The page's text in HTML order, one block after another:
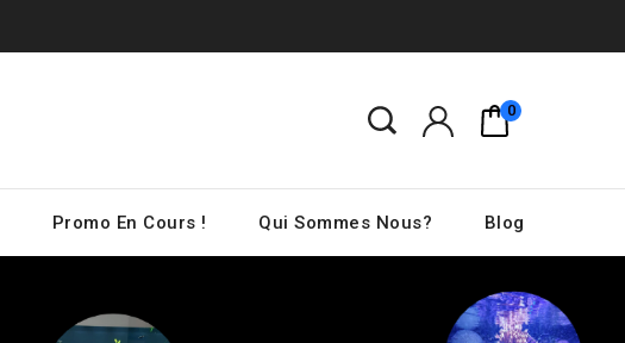
0
Promo En Cours ! Qui Sommes Nous? Blog